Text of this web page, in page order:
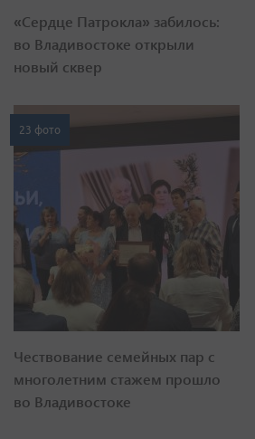
«Сердце Патрокла» забилось:
во Владивостоке открыли
новый сквер
23 фото
Чествование семейных пар с
многолетним стажем прошло
во Владивостоке